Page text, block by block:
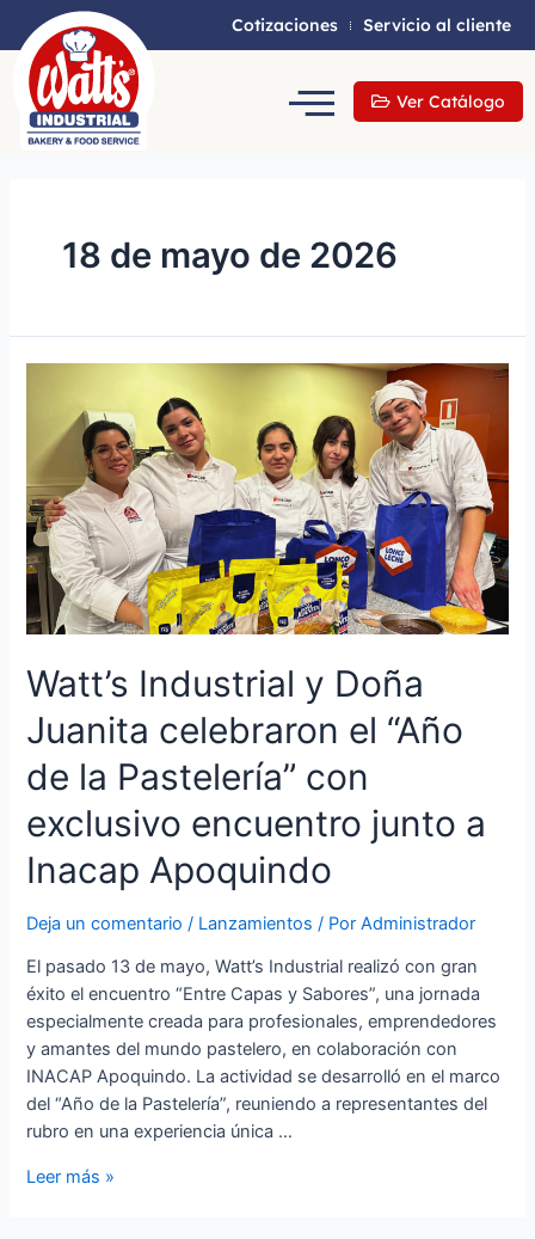
Cotizaciones Servicio al cliente
Ver Catálogo
18 de mayo de 2026
Watt’s Industrial y Doña
Juanita celebraron el “Año
de la Pastelería” con
exclusivo encuentro junto a
Inacap Apoquindo
Deja un comentario / Lanzamientos / PorAdministrador
El pasado 13 de mayo, Watt’s Industrial realizó con gran
éxito el encuentro “Entre Capas y Sabores”, una jornada
especialmente creada para profesionales, emprendedores
y amantes del mundo pastelero, en colaboración con
INACAP Apoquindo. La actividad se desarrolló en el marco
del “Año de la Pastelería”, reuniendo a representantes del
rubro en una experiencia única …
Leer más »